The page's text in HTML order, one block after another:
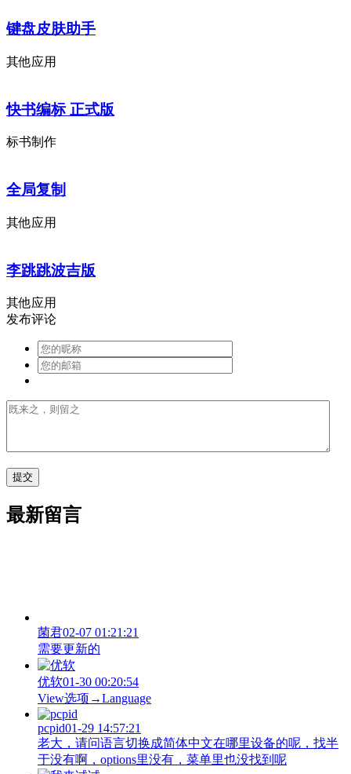
键盘皮肤助手
其他应用
快书编标 正式版
标书制作
全局复制
其他应用
李跳跳波吉版
其他应用
发布评论
最新留言
菌君02-07 01:21:21
需要更新的
优软01-30 00:20:54
View‌选项→Language
pcpid01-29 14:57:21
老大，请问语言切换成简体中文在哪里设备的呢，找半
于没有啊，options里没有，菜单里也没找到呢